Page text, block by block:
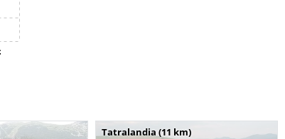
Tatralandia (11 km)